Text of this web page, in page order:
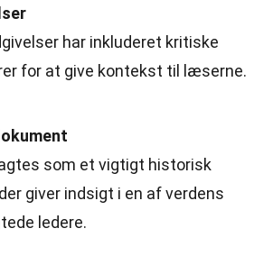
har inkluderet kritiske
for at give kontekst til læserne.
som et vigtigt historisk
giver indsigt i en af verdens
ledere.